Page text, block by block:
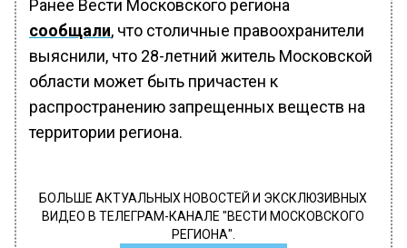
Ранее Вести Московского региона
сообщали, что столичные правоохранители
выяснили, что 28-летний житель Московской
области может быть причастен к
распространению запрещенных веществ на
территории региона.
БОЛЬШЕ АКТУАЛЬНЫХ НОВОСТЕЙ И ЭКСКЛЮЗИВНЫХ
ВИДЕО В ТЕЛЕГРАМ-КАНАЛЕ "ВЕСТИ МОСКОВСКОГО
РЕГИОНА".